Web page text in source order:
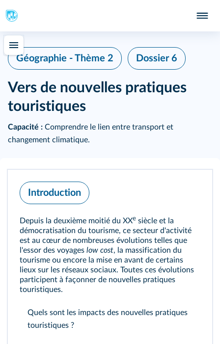
Géographie - Thème 2 Dossier 6
Vers de nouvelles pratiques
touristiques
Capacité : Comprendre le lien entre transport et
changement climatique.
Introduction
Depuis la deuxième moitié du XXe siècle et la
démocratisation du tourisme, ce secteur d'activité
est au cœur de nombreuses évolutions telles que
l'essor des voyages low cost, la massification du
tourisme ou encore la mise en avant de certains
lieux sur les réseaux sociaux. Toutes ces évolutions
participent à façonner de nouvelles pratiques
touristiques.
Quels sont les impacts des nouvelles pratiques
touristiques ?